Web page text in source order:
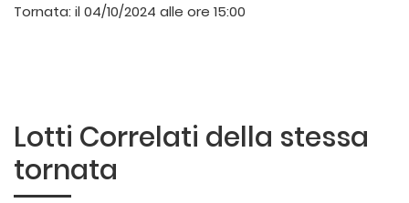
Tornata: il 04/10/2024 alle ore 15:00
Lotti Correlati della stessa
tornata